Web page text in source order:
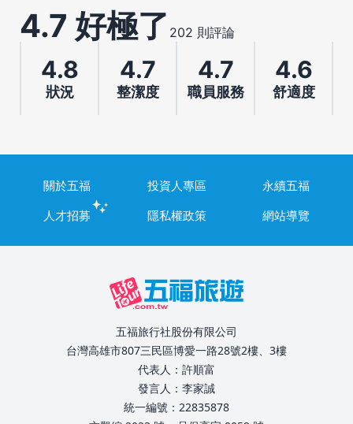
4.7 好極了 202 則評論
4.8
狀況
4.7
整潔度
4.7
職員服務
4.6
舒適度
關於五福 投資人專區
永續五福
人才招募
隱私權政策 網站導覽
五福旅行社股份有限公司
台灣高雄市807三民區博愛一路28號2樓、3樓
代表人：許順富
發言人：李家誠
統一編號：22835878